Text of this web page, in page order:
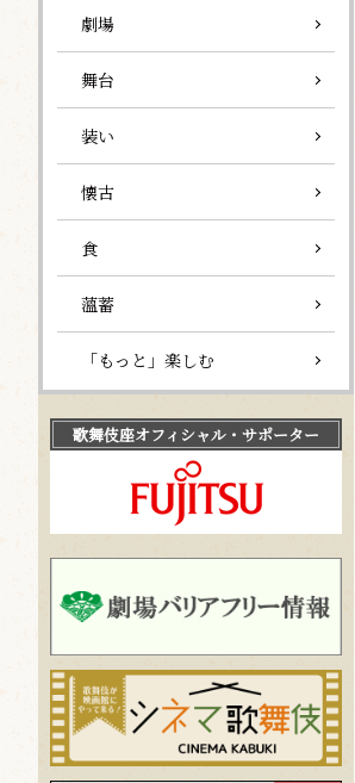
劇場
舞台
装い
懐古
食
薀蓄
「もっと」楽しむ
歌舞伎座オフィシャル・サポーター